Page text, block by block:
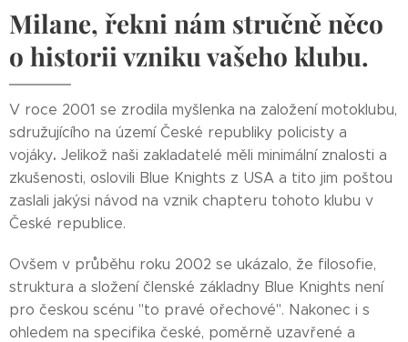
Milane, řekni nám stručně něco
o historii vzniku vašeho klubu.
V roce 2001 se zrodila myšlenka na založení motoklubu,
sdružujícího na území České republiky policisty a
vojáky. Jelikož naši zakladatelé měli minimální znalosti a
zkušenosti, oslovili Blue Knights z USA a tito jim poštou
zaslali jakýsi návod na vznik chapteru tohoto klubu v
České republice.
Ovšem v průběhu roku 2002 se ukázalo, že filosofie,
struktura a složení členské základny Blue Knights není
pro českou scénu "to pravé ořechové". Nakonec i s
ohledem na specifika české, poměrně uzavřené a